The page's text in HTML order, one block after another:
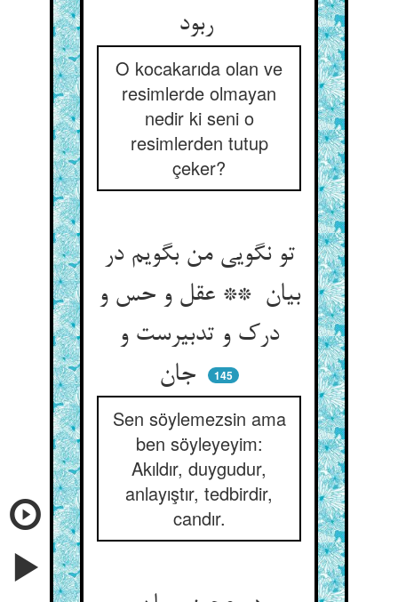
ربود
O kocakarıda olan ve
resimlerde olmayan
nedir ki seni o
resimlerden tutup
çeker?
تو نگویی من بگویم در
بیان ** عقل و حس و
درک و تدبیرست و
145
Sen söylemezsin ama
ben söyleyeyim:
Akıldır, duygudur,
anlayıştır, tedbirdir,
candır.